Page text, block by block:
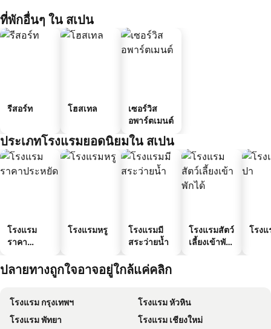
ที่พักอื่นๆ ใน สเปน
รีสอร์ท โฮสเทล
เซอร์วิส
อพาร์ตเมนต์
ประเภทโรงแรมยอดนิยมใน สเปน
โรงแรม
ราคา
โรงแรมหรู
โรงแรมมี
สระว่ายน้ำ
โรงแรมสัตว์
เลี้ยงเข้าพัก
โรง
ปลายทางถูกใจอาจอยู่ใกล้แค่คลิก
โรงแรม กรุงเทพฯ
โรงแรม หัวหิน
โรงแรม พัทยา
โรงแรม เชียงใหม่